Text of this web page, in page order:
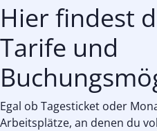
Hier findest
Tarife und
Egal ob Tagesticket oder
Arbeitsplätze, an denen du